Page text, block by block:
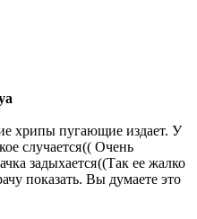
хрипы пугающие издает. У
случается(( Очень
задыхается((Так ее жалко
показать. Вы думаете это